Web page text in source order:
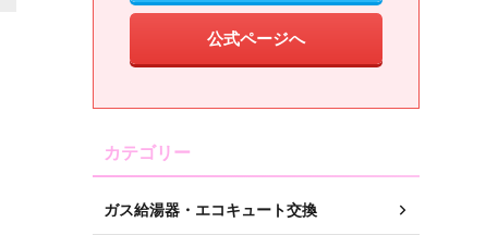
公式ページへ
カテゴリー
ガス給湯器・エコキュート交換